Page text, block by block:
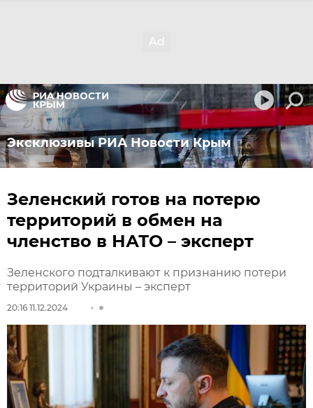
Эксклюзивы РИА Новости Крым
Зеленский готов на потерю
территорий в обмен на
членство в НАТО – эксперт
Зеленского подталкивают к признанию потери
территорий Украины – эксперт
20:16 11.12.2024